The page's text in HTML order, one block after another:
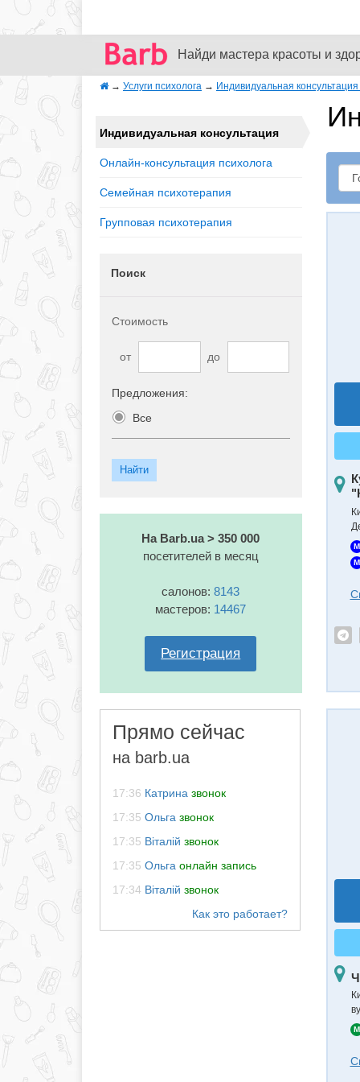
Найди мастера красоты и
→ Услуги психолога → Индивидуальная
Индивидуальная консультация
Онлайн-консультация психолога
Семейная психотерапия
Групповая психотерапия
Поиск
Стоимость
от до
Предложения:
Все
На Barb.ua > 350 000
посетителей в месяц
салонов:8143
мастеров: 14467
Регистрация
Прямо сейчас
на barb.ua
17:36 Катрина звонок
17:35 Ольга звонок
17:35 Віталій звонок
17:35 Ольга онлайн запись
17:34 Віталій звонок
M
M
M